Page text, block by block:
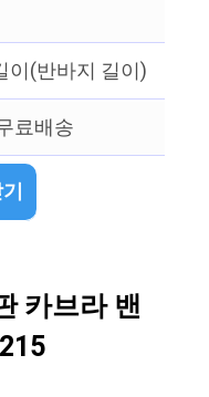
이(반바지 길이)
료배송
카브라 밴